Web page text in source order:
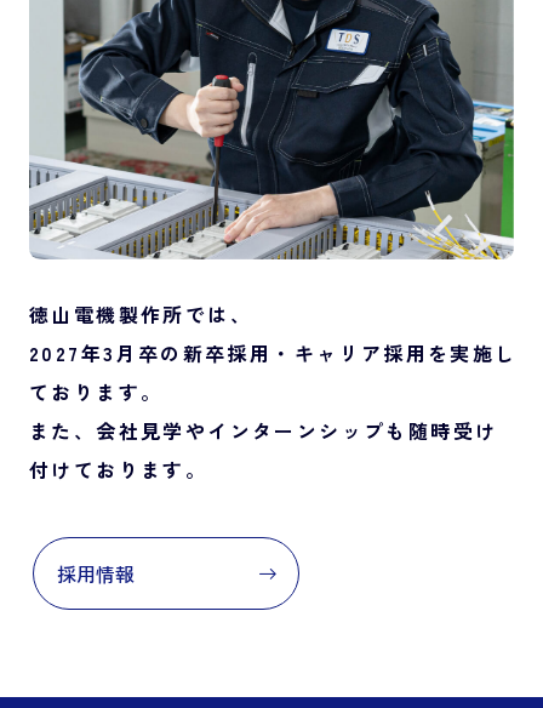
徳山電機製作所では、
2027年3月卒の新卒採用・キャリア採用を実施し
ております。
また、会社見学やインターンシップも随時受け
付けております。
採用情報